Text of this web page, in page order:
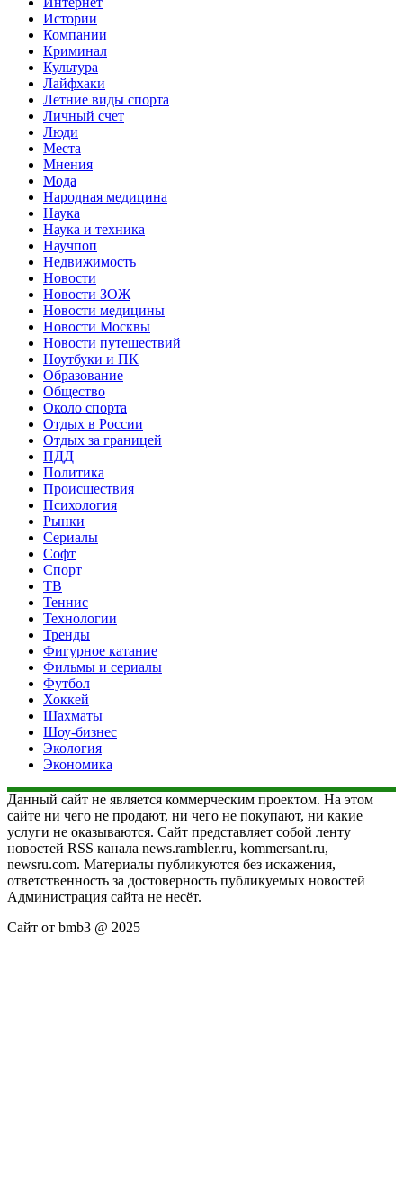
Истории
Компании
Криминал
Культура
Лайфхаки
Летние виды спорта
Личный счет
Люди
Места
Мнения
Мода
Народная медицина
Наука
Наука и техника
Научпоп
Недвижимость
Новости
Новости ЗОЖ
Новости медицины
Новости Москвы
Новости путешествий
Ноутбуки и ПК
Образование
Общество
Около спорта
Отдых в России
Отдых за границей
ПДД
Политика
Происшествия
Психология
Рынки
Сериалы
Софт
Спорт
ТВ
Теннис
Технологии
Тренды
Фигурное катание
Фильмы и сериалы
Футбол
Хоккей
Шахматы
Шоу-бизнес
Экология
Экономика
Данный сайт не является коммерческим проектом. На этом
сайте ни чего не продают, ни чего не покупают, ни какие
услуги не оказываются. Сайт представляет собой ленту
новостей RSS канала news.rambler.ru, kommersant.ru,
newsru.com. Материалы публикуются без искажения,
ответственность за достоверность публикуемых новостей
Администрация сайта не несёт.
Сайт от bmb3 @ 2025